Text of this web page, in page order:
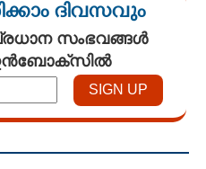
ദിവസവും
സംഭവങ്ങൾ